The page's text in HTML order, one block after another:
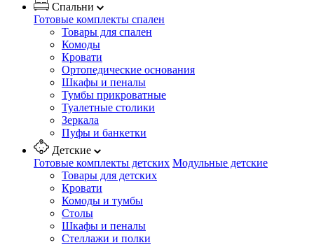
Спальни
Готовые комплекты спален
Товары для спален
Комоды
Кровати
Ортопедические основания
Шкафы и пеналы
Тумбы прикроватные
Туалетные столики
Зеркала
Пуфы и банкетки
Детские
Готовые комплекты детских Модульные детские
Товары для детских
Кровати
Комоды и тумбы
Столы
Шкафы и пеналы
Стеллажи и полки